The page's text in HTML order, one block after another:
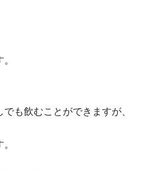
でも飲むことができますが、